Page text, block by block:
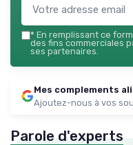
* En remplissant ce
des fins commerciales
ses partenaires.
Mes complements
Ajoutez-nous à vos
Parole d'experts